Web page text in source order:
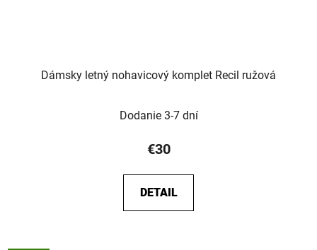
Dámsky letný nohavicový komplet Recil ružová
Dodanie 3-7 dní
€30
DETAIL